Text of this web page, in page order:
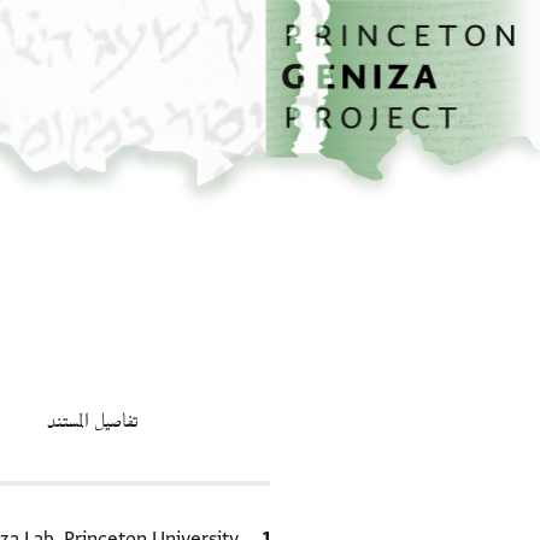
تخطي إلى المحتوى الرئيسي
الصفحة الرئيسية
تفاصيل المستند